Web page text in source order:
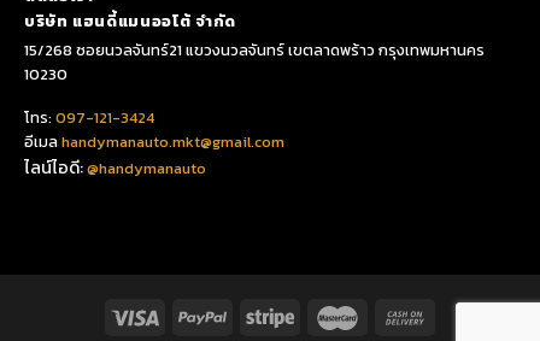
บริษัท แฮนดี้แมนออโต้ จำกัด
15/268 ซอยนวลจันทร์21 แขวงนวลจันทร์ เขตลาดพร้าว กรุงเทพมหานคร
10230
โทร:097-121-3424
อีเมลhandymanauto.mkt@gmail.com
ไลน์ไอดี:@handymanauto